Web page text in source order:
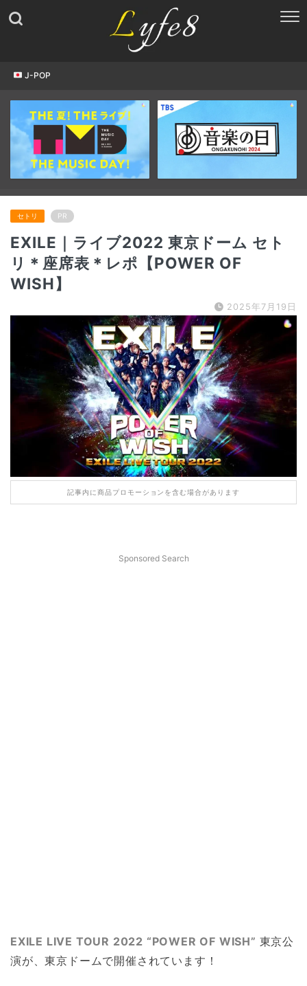
J-POP
セトリ PR
EXILE｜ライブ2022 東京ドーム セト
リ＊座席表＊レポ【POWER OF
WISH】
2025年7月19日
記事内に商品プロモーションを含む場合があります
Sponsored Search
EXILE LIVE TOUR 2022 “POWER OF WISH” 東京公
演が、東京ドームで開催されています！